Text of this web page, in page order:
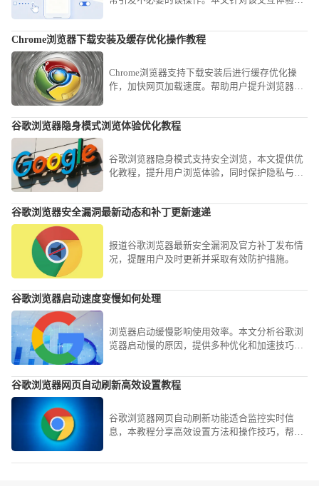
换，提升浏览网页时的专注度与精准性。
Chrome浏览器下载安装及缓存优化操作教程
Chrome浏览器支持下载安装后进行缓存优化操
作，加快网页加载速度。帮助用户提升浏览器性
谷歌浏览器隐身模式浏览体验优化教程
谷歌浏览器隐身模式支持安全浏览，本文提供优
化教程，提升用户浏览体验，同时保护隐私与记
谷歌浏览器安全漏洞最新动态和补丁更新速递
报道谷歌浏览器最新安全漏洞及官方补丁发布情
况，提醒用户及时更新并采取有效防护措施。
谷歌浏览器启动速度变慢如何处理
浏览器启动缓慢影响使用效率。本文分析谷歌浏
览器启动慢的原因，提供多种优化和加速技巧，
谷歌浏览器网页自动刷新高效设置教程
谷歌浏览器网页自动刷新功能适合监控实时信
息，本教程分享高效设置方法和操作技巧，帮助